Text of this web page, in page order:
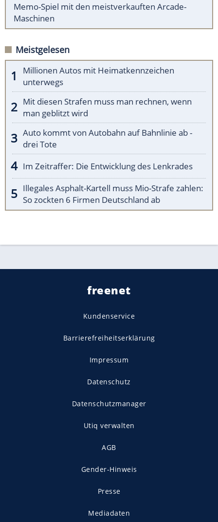
Memo-Spiel mit den meistverkauften Arcade-
Maschinen
Meistgelesen
Millionen Autos mit Heimatkennzeichen
unterwegs
Mit diesen Strafen muss man rechnen, wenn
man geblitzt wird
Auto kommt von Autobahn auf Bahnlinie ab -
drei Tote
Im Zeitraffer: Die Entwicklung des Lenkrades
Illegales Asphalt-Kartell muss Mio-Strafe zahlen:
So zockten 6 Firmen Deutschland ab
freenet
Kundenservice
Barrierefreiheitserklärung
Impressum
Datenschutz
Datenschutzmanager
Utiq verwalten
AGB
Gender-Hinweis
Presse
Mediadaten